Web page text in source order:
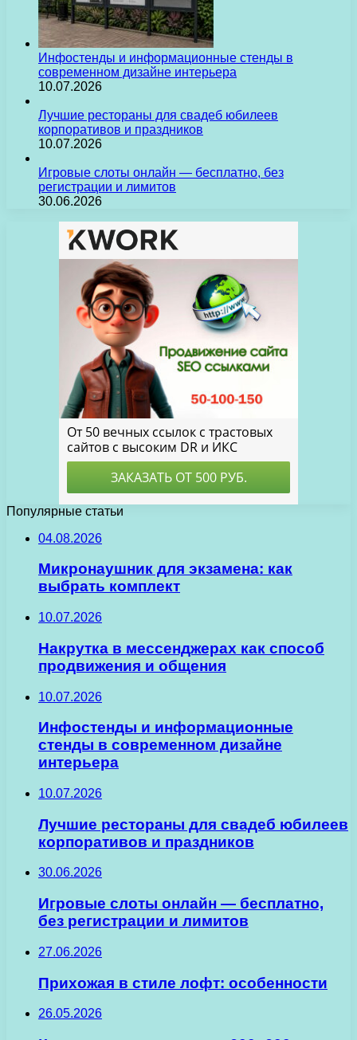
Инфостенды и информационные стенды в
современном дизайне интерьера
10.07.2026
Лучшие рестораны для свадеб юбилеев
корпоративов и праздников
10.07.2026
Игровые слоты онлайн — бесплатно, без
регистрации и лимитов
30.06.2026
Популярные статьи
04.08.2026
Микронаушник для экзамена: как
выбрать комплект
10.07.2026
Накрутка в мессенджерах как способ
продвижения и общения
10.07.2026
Инфостенды и информационные
стенды в современном дизайне
интерьера
10.07.2026
Лучшие рестораны для свадеб юбилеев
корпоративов и праздников
30.06.2026
Игровые слоты онлайн — бесплатно,
без регистрации и лимитов
27.06.2026
Прихожая в стиле лофт: особенности
26.05.2026